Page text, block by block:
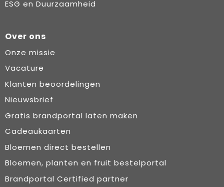
ESG en Duurzaamheid
Over ons
Onze missie
Vacature
Klanten beoordelingen
Nieuwsbrief
Gratis brandportal laten maken
Cadeaukaarten
Bloemen direct bestellen
Bloemen, planten en fruit bestelportal
Brandportal Certified partner